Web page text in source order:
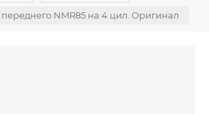
NMR85 на 4 цил. Оригинал